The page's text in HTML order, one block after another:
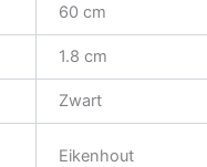
60 cm
1.8 cm
Zwart
Eikenhout